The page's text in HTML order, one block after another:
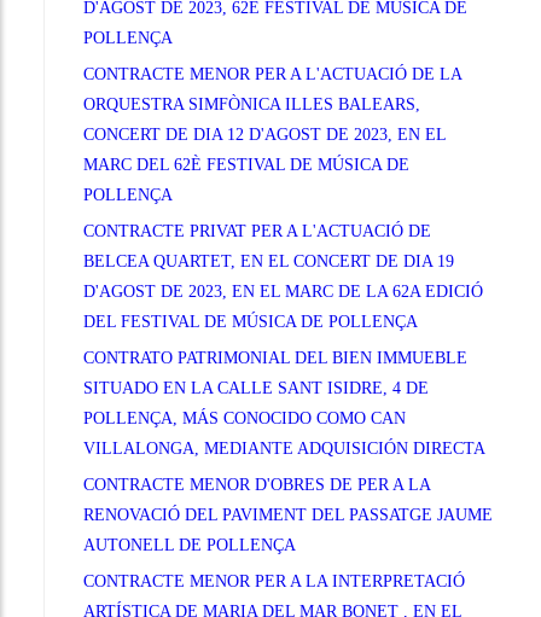
D'AGOST DE 2023, 62È FESTIVAL DE MÚSICA DE
POLLENÇA
CONTRACTE MENOR PER A L'ACTUACIÓ DE LA
ORQUESTRA SIMFÒNICA ILLES BALEARS,
CONCERT DE DIA 12 D'AGOST DE 2023, EN EL
MARC DEL 62È FESTIVAL DE MÚSICA DE
POLLENÇA
CONTRACTE PRIVAT PER A L'ACTUACIÓ DE
BELCEA QUARTET, EN EL CONCERT DE DIA 19
D'AGOST DE 2023, EN EL MARC DE LA 62A EDICIÓ
DEL FESTIVAL DE MÚSICA DE POLLENÇA
CONTRATO PATRIMONIAL DEL BIEN IMMUEBLE
SITUADO EN LA CALLE SANT ISIDRE, 4 DE
POLLENÇA, MÁS CONOCIDO COMO CAN
VILLALONGA, MEDIANTE ADQUISICIÓN DIRECTA
CONTRACTE MENOR D'OBRES DE PER A LA
RENOVACIÓ DEL PAVIMENT DEL PASSATGE JAUME
AUTONELL DE POLLENÇA
CONTRACTE MENOR PER A LA INTERPRETACIÓ
ARTÍSTICA DE MARIA DEL MAR BONET , EN EL